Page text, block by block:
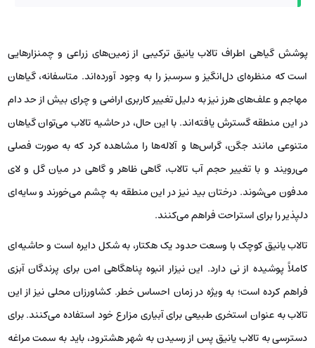
پوشش گیاهی اطراف تالاب یانیق ترکیبی از زمین‌های زراعی و چمنزارهایی
است که منظره‌ای دل‌انگیز و سرسبز را به وجود آورده‌اند. متاسفانه، گیاهان
مهاجم و علف‌های هرز نیز به دلیل تغییر کاربری اراضی و چرای بیش از حد دام
در این منطقه گسترش یافته‌اند. با این حال، در حاشیه تالاب می‌توان گیاهان
متنوعی مانند جگن، گراس‌ها و آلاله‌ها را مشاهده کرد که به صورت فصلی
می‌رویند و با تغییر حجم آب تالاب، گاهی ظاهر و گاهی در میان گل و لای
مدفون می‌شوند. درختان بید نیز در این منطقه به چشم می‌خورند و سایه‌ای
دلپذیر را برای استراحت فراهم می‌کنند.
تالاب یانیق کوچک با وسعت حدود یک هکتار، به شکل دایره است و حاشیه‌ای
کاملاً پوشیده از نی دارد. این نیزار انبوه پناهگاهی امن برای پرندگان آبزی
فراهم کرده است؛ به ویژه در زمان احساس خطر. کشاورزان محلی نیز از این
تالاب به عنوان استخری طبیعی برای آبیاری مزارع خود استفاده می‌کنند. برای
دسترسی به تالاب یانیق پس از رسیدن به شهر هشترود، باید به سمت مراغه